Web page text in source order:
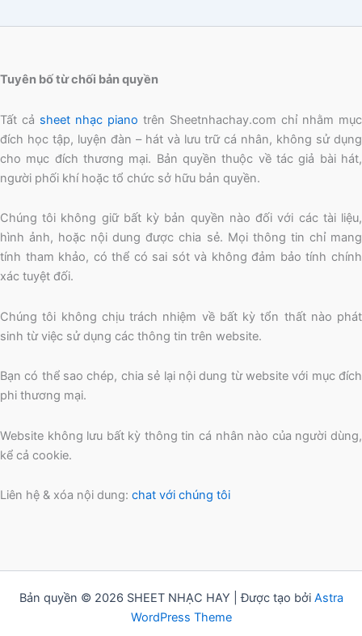
Tuyên bố từ chối bản quyền
Tất cả sheet nhạc piano trên Sheetnhachay.com chỉ nhằm mục
đích học tập, luyện đàn – hát và lưu trữ cá nhân, không sử dụng
cho mục đích thương mại. Bản quyền thuộc về tác giả bài hát,
người phối khí hoặc tổ chức sở hữu bản quyền.
Chúng tôi không giữ bất kỳ bản quyền nào đối với các tài liệu,
hình ảnh, hoặc nội dung được chia sẻ. Mọi thông tin chỉ mang
tính tham khảo, có thể có sai sót và không đảm bảo tính chính
xác tuyệt đối.
Chúng tôi không chịu trách nhiệm về bất kỳ tổn thất nào phát
sinh từ việc sử dụng các thông tin trên website.
Bạn có thể sao chép, chia sẻ lại nội dung từ website với mục đích
phi thương mại.
Website không lưu bất kỳ thông tin cá nhân nào của người dùng,
kể cả cookie.
Liên hệ & xóa nội dung: chat với chúng tôi
Bản quyền © 2026 SHEET NHẠC HAY | Được tạo bởi Astra
WordPress Theme